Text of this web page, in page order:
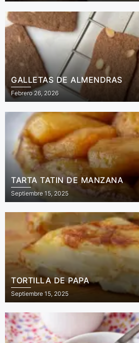
GALLETAS DE ALMENDRAS
Febrero 26, 2026
TARTA TATIN DE MANZANA
Septiembre 15, 2025
TORTILLA DE PAPA
Septiembre 15, 2025